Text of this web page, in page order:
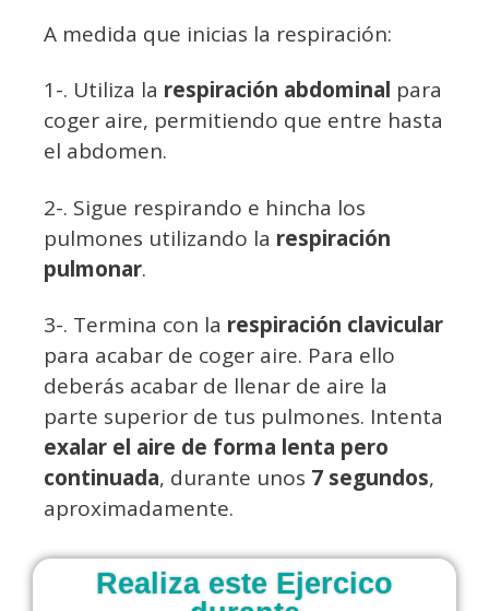
A medida que inicias la respiración:
1-. Utiliza la respiración abdominal para
coger aire, permitiendo que entre hasta
el abdomen.
2-. Sigue respirando e hincha los
pulmones utilizando la respiración
pulmonar.
3-. Termina con la respiración clavicular
para acabar de coger aire. Para ello
deberás acabar de llenar de aire la
parte superior de tus pulmones. Intenta
exalar el aire de forma lenta pero
continuada, durante unos 7 segundos,
aproximadamente.
Realiza este Ejercico